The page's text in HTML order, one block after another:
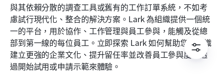
與其依賴分散的調查工具或舊有的工作訂單系統，不如考
慮試行現代化、整合的解決方案。Lark 為組織提供一個統
一的平台，用於協作、工作管理與員工參與，能觸及從總
部到第一線的每位員工。立即探索 Lark 如何幫助您的組織
建立更強的企業文化、提升留任率並改善員工參與度，透
過開始試用或申請示範來體驗。